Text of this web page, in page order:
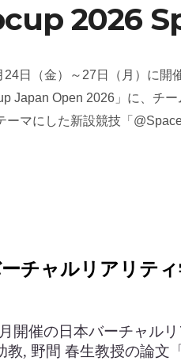
2026
24日（金）～27日（月）に開
Japan Open 2026」に、チ
ーマにした新設競技「
ーチャルリアリテ
開催の日本バーチャル
教, 野間 春生教授の論文